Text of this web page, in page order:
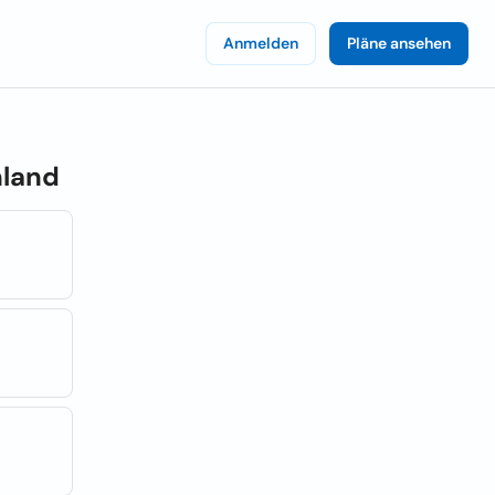
Anmelden Pläne ansehen